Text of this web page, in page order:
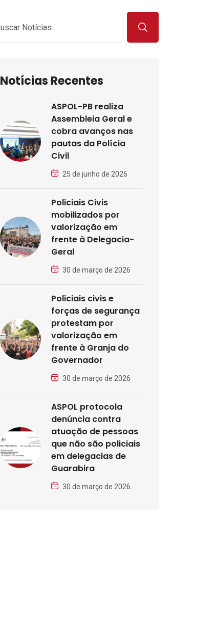
Notícias Recentes
ASPOL-PB realiza
Assembleia Geral e
cobra avanços nas
pautas da Polícia
Civil
25 de junho de 2026
Policiais Civis
mobilizados por
valorização em
frente à Delegacia-
Geral
30 de março de 2026
Policiais civis e
forças de segurança
protestam por
valorização em
frente à Granja do
Governador
30 de março de 2026
ASPOL protocola
denúncia contra
atuação de pessoas
que não são policiais
em delegacias de
Guarabira
30 de março de 2026